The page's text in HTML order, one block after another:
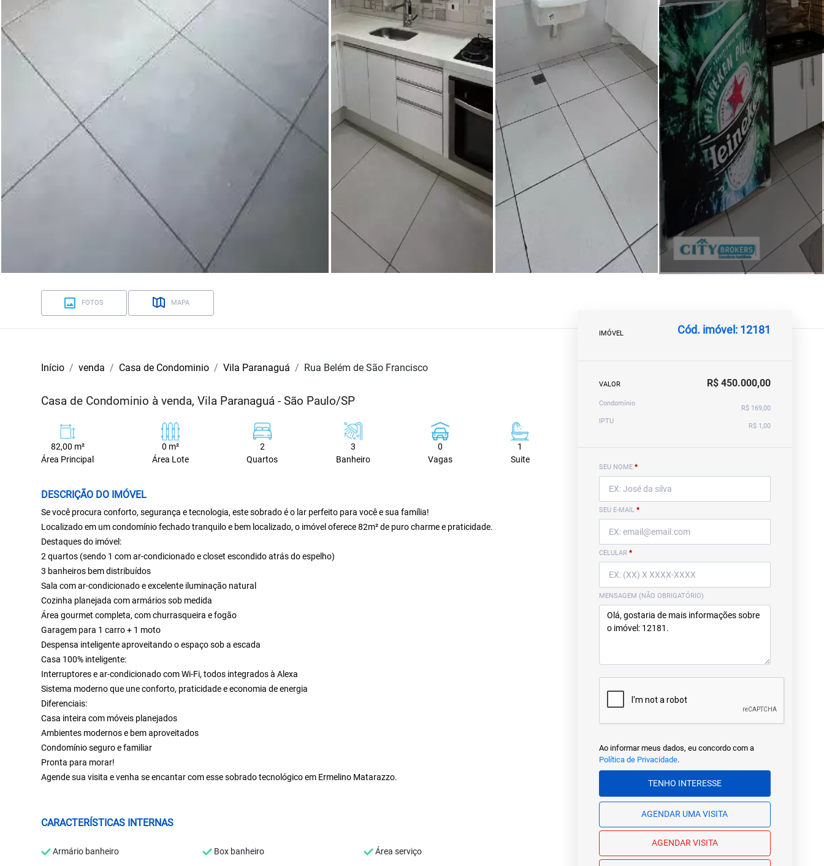
FOTOS MAPA
Início venda Casa de Condominio Vila Paranaguá Rua Belém de São Francisco
Casa de Condominio à venda, Vila Paranaguá - São Paulo/SP
82,00 m²
Área Principal
0 m²
Área Lote
2
Quartos
3
Banheiro
0
Vagas
1
Suite
DESCRIÇÃO DO IMÓVEL
Se você procura conforto, segurança e tecnologia, este sobrado é o lar perfeito para você e sua família!
Localizado em um condomínio fechado tranquilo e bem localizado, o imóvel oferece 82m² de puro charme e praticidade.
Destaques do imóvel:
2 quartos (sendo 1 com ar-condicionado e closet escondido atrás do espelho)
3 banheiros bem distribuídos
Sala com ar-condicionado e excelente iluminação natural
Cozinha planejada com armários sob medida
Área gourmet completa, com churrasqueira e fogão
Garagem para 1 carro + 1 moto
Despensa inteligente aproveitando o espaço sob a escada
Casa 100% inteligente:
Interruptores e ar-condicionado com Wi-Fi, todos integrados à Alexa
Sistema moderno que une conforto, praticidade e economia de energia
Diferenciais:
Casa inteira com móveis planejados
Ambientes modernos e bem aproveitados
Condomínio seguro e familiar
Pronta para morar!
Agende sua visita e venha se encantar com esse sobrado tecnológico em Ermelino Matarazzo.
CARACTERÍSTICAS INTERNAS
Armário banheiro Box banheiro Área serviço
IMÓVEL Cód. imóvel: 12181
VALOR R$ 450.000,00
Condomínio
R$ 169,00
IPTU
R$ 1,00
SEU NOME *
SEU E-MAIL *
CELULAR *
MENSAGEM (NÃO OBRIGATÓRIO)
Ao informar meus dados, eu concordo com a
Política de Privacidade.
TENHO INTERESSE
AGENDAR UMA VISITA
AGENDAR VISITA